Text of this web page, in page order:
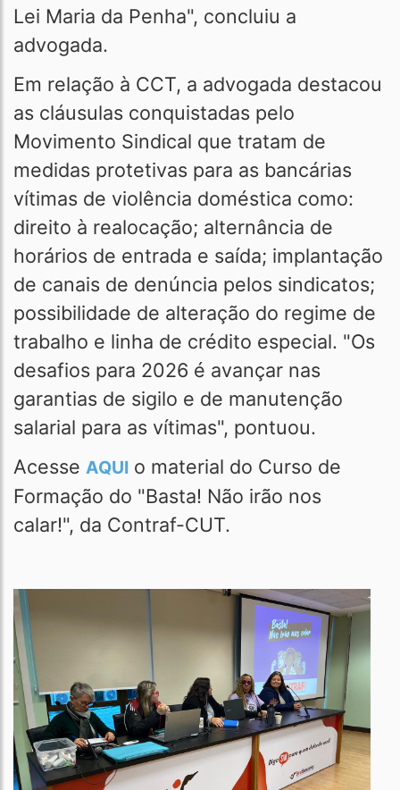
Lei Maria da Penha", concluiu a
advogada.
Em relação à CCT, a advogada destacou
as cláusulas conquistadas pelo
Movimento Sindical que tratam de
medidas protetivas para as bancárias
vítimas de violência doméstica como:
direito à realocação; alternância de
horários de entrada e saída; implantação
de canais de denúncia pelos sindicatos;
possibilidade de alteração do regime de
trabalho e linha de crédito especial. "Os
desafios para 2026 é avançar nas
garantias de sigilo e de manutenção
salarial para as vítimas", pontuou.
Acesse AQUI o material do Curso de
Formação do "Basta! Não irão nos
calar!", da Contraf-CUT.